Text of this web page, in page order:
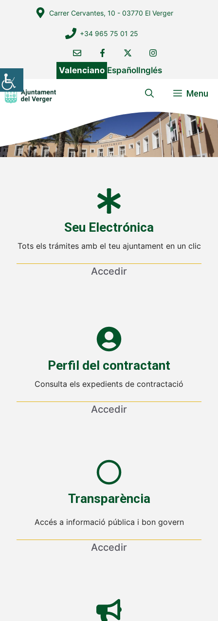
Carrer Cervantes, 10 - 03770 El Verger
+34 965 75 01 25
Valenciano EspañolInglés
Menu
Seu Electrónica
Tots els trámites amb el teu ajuntament en un clic
Accedir
Perfil del contractant
Consulta els expedients de contractació
Accedir
Transparència
Accés a informació pública i bon govern
Accedir